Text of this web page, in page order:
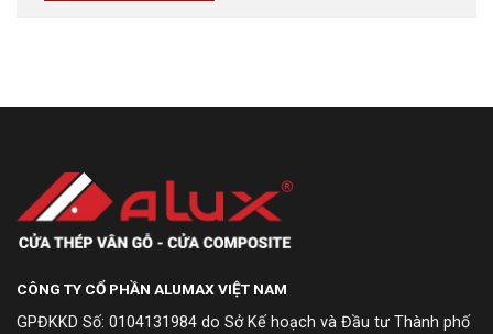
CÔNG TY CỔ PHẦN ALUMAX VIỆT NAM
GPĐKKD Số: 0104131984 do Sở Kế hoạch và Đầu tư Thành phố